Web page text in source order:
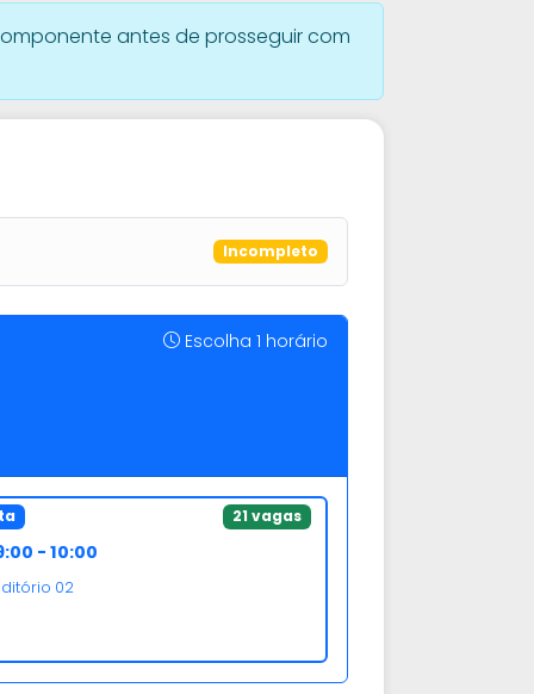
antes de prosseguir com
Incompleto
Escolha 1 horário
21 vagas
- 10:00
02